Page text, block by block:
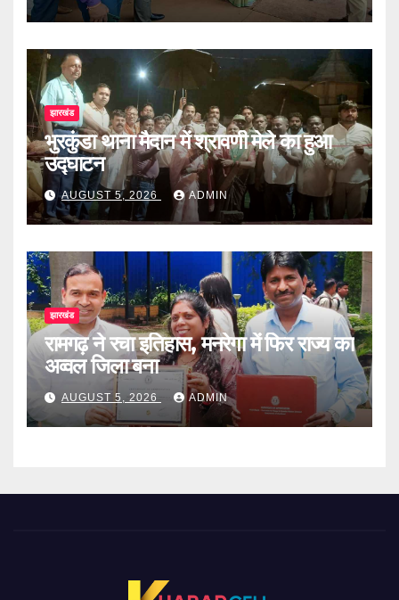
झारखंड
भुरकुंडा थाना मैदान में श्रावणी मेले का हुआ
उद्घाटन
AUGUST 5, 2026 ADMIN
झारखंड
रामगढ़ ने रचा इतिहास, मनरेगा में फिर राज्य का
अव्वल जिला बना
AUGUST 5, 2026 ADMIN